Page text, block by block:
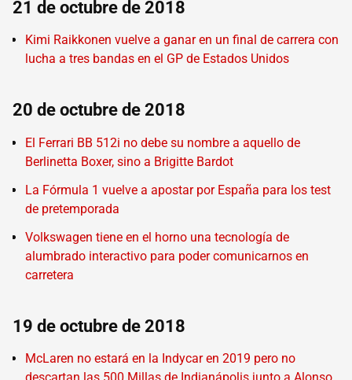
21 de octubre de 2018
Kimi Raikkonen vuelve a ganar en un final de carrera con
lucha a tres bandas en el GP de Estados Unidos
20 de octubre de 2018
El Ferrari BB 512i no debe su nombre a aquello de
Berlinetta Boxer, sino a Brigitte Bardot
La Fórmula 1 vuelve a apostar por España para los test
de pretemporada
Volkswagen tiene en el horno una tecnología de
alumbrado interactivo para poder comunicarnos en
carretera
19 de octubre de 2018
McLaren no estará en la Indycar en 2019 pero no